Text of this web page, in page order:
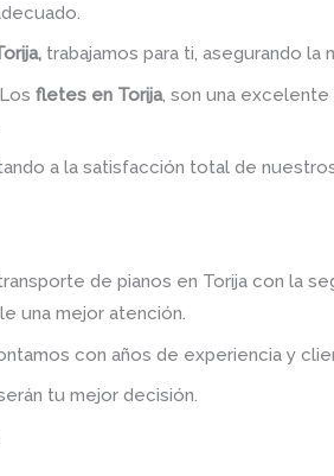
trabajamos para ti, asegurando la
fletes en Torija, son una excelente
a la satisfacción total de
de pianos en Torija con la
una mejor atención.
con años de experiencia y
tu mejor decisión.